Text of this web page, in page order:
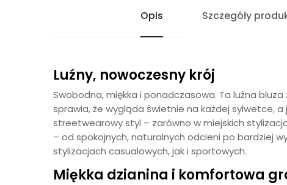
Opis Szczegóły
Luźny, nowoczesny krój
Swobodna, miękka i ponadczasowa. Ta luźna
sprawia, że wygląda świetnie na każdej sylwetce,
streetwearowy styl – zarówno w miejskich
– od spokojnych, naturalnych odcieni po bardziej
stylizacjach casualowych, jak i sportowych.
Miękka dzianina i komfortowa